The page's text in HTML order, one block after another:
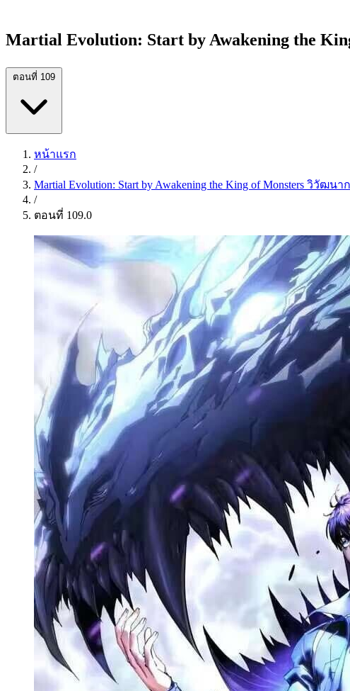
Martial Evolution: Start by Awakening the
ตอนที่ 109
หน้าแรก
/
Martial Evolution: Start by Awakening the King of Monsters วิวั
/
ตอนที่ 109.0